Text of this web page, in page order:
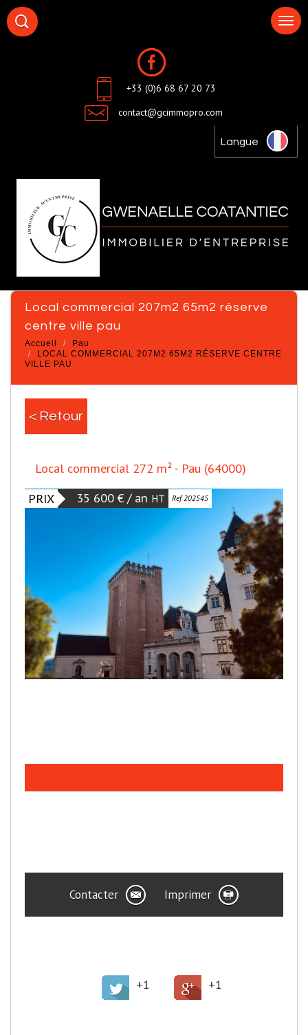
+33 (0)6 68 67 20 73
contact@gcimmopro.com
Langue
local commercial 207m2 65m2 réserve
centre ville pau
Accueil
Pau
LOCAL COMMERCIAL 207M2 65M2 RÉSERVE CENTRE
VILLE PAU
< Retour
Local commercial 272 m² - Pau (64000)
PRIX
35 600 € / an HT Ref 202545
Contacter Imprimer
+1
+1